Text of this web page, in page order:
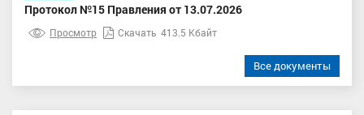
Протокол №15 Правления от 13.07.2026
Просмотр Скачать 413.5 Кбайт
Все документы